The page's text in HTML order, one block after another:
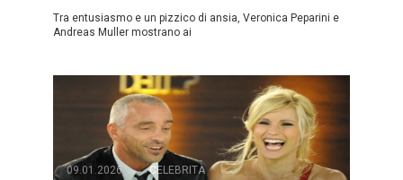
Tra entusiasmo e un pizzico di ansia, Veronica Peparini e
Andreas Muller mostrano ai
09.01.2026
CELEBRITÀ